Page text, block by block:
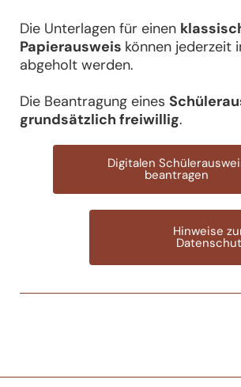
Die Unterlagen für einen
Papierausweis können jederzeit
abgeholt werden.
Die Beantragung eines
grundsätzlich freiwillig.
Digitalen
beantragen
Hinweise